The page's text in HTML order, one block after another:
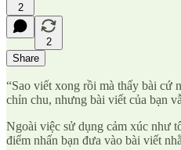
2
2
Share
“Sao viết xong rồi mà thấy bài cứ
chỉn chu, nhưng bài viết của bạn
Ngoài việc sử dụng cảm xúc như
điểm nhấn bạn đưa vào bài viết